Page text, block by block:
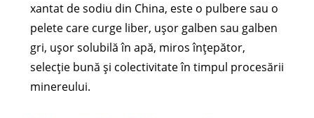
xantat de sodiu din China, este o pulbere sau o
pelete care curge liber, ușor galben sau galben
gri, ușor solubilă în apă, miros înțepător,
selecție bună și colectivitate în timpul procesării
minereului.